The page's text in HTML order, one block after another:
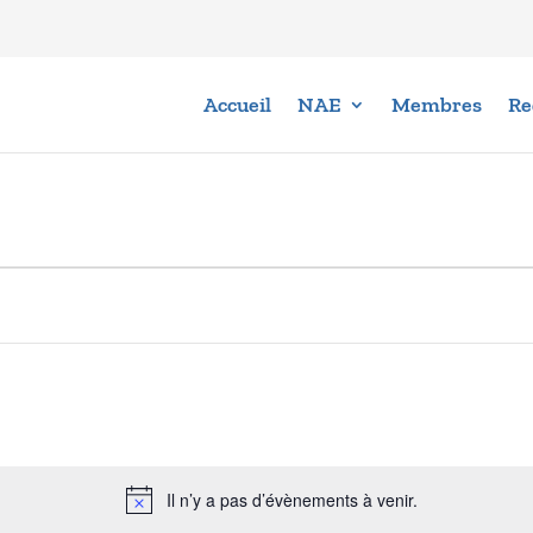
Accueil NAE Membres
Notice
Il n’y a pas d’évènements à venir.